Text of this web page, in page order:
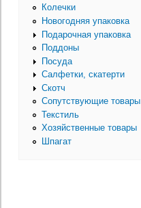
Колечки
Новогодняя упаковка
Подарочная упаковка
Поддоны
Посуда
Салфетки, скатерти
Скотч
Сопутствующие товары
Текстиль
Хозяйственные товары
Шпагат